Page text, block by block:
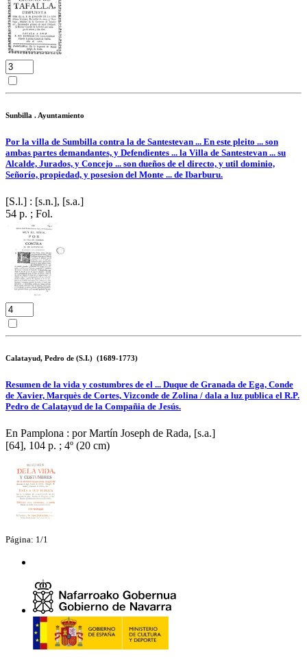
Sunbilla . Ayuntamiento
Por la villa de Sumbilla contra la de Santestevan ... En este pleito ... son
ambas partes demandantes, y Defendientes ... la Villa de Santestevan ... su
Alcalde, Jurados, y Concejo ... son dueños de el directo, y util dominio,
Señorío, propiedad, y posesion del Monte ... de Ibarburu.
[S.l.] : [s.n.], [s.a.]
54 p. ; Fol.
Calatayud, Pedro de (S.I.) (1689-1773)
Resumen de la vida y costumbres de el ... Duque de Granada de Ega, Conde
de Xavier, Marquès de Cortes, Vizconde de Zolina / dala a luz publica el R.P.
Pedro de Calatayud de la Compañia de Jesús.
En Pamplona : por Martín Joseph de Rada, [s.a.]
[64], 104 p. ; 4º (20 cm)
Página: 1/1